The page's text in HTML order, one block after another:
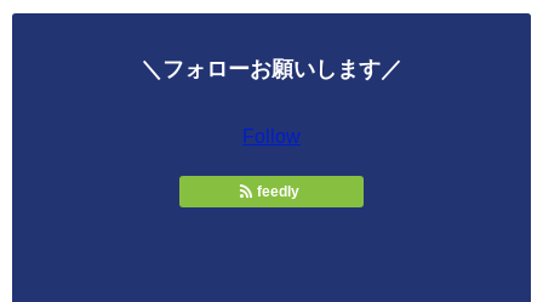
＼フォローお願いします／
Follow
feedly